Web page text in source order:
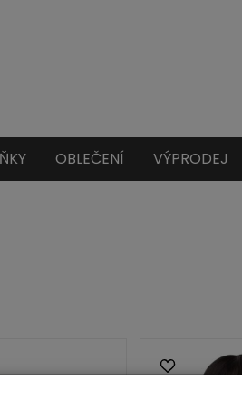
OBLEČENÍ VÝPRODEJ